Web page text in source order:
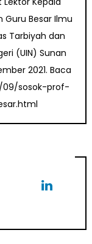
Guru Besar Ilmu
Tarbiyah dan
(UIN) Sunan
2021. Baca
09/sosok-prof-